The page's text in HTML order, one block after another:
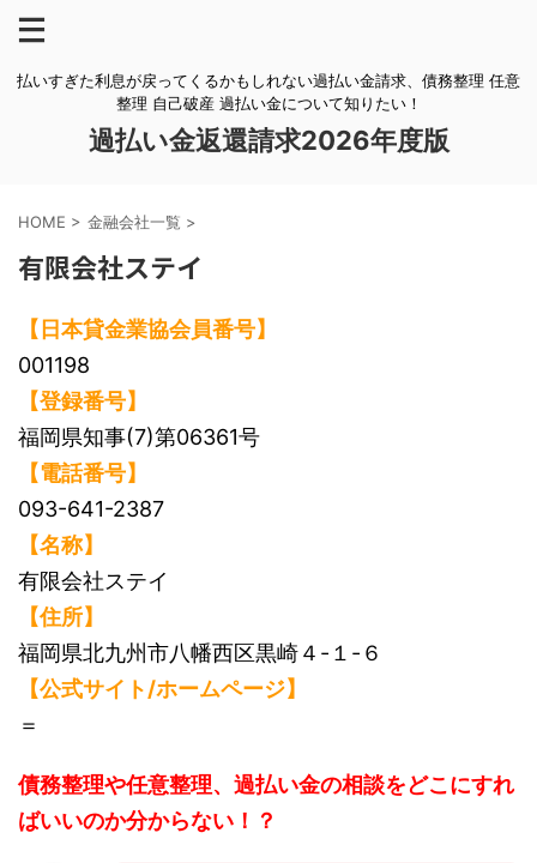
払いすぎた利息が戻ってくるかもしれない過払い金請求、債務整理 任意
整理 自己破産 過払い金について知りたい！
過払い金返還請求2026年度版
HOME > 金融会社一覧 >
有限会社ステイ
【日本貸金業協会員番号】
001198
【登録番号】
福岡県知事(7)第06361号
【電話番号】
093-641-2387
【名称】
有限会社ステイ
【住所】
福岡県北九州市八幡西区黒崎４-１-６
【公式サイト/ホームページ】
＝
債務整理や任意整理、過払い金の相談をどこにすれ
ばいいのか分からない！？